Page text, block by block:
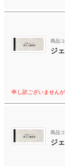
商品
ジ
申し訳ございません
商品
ジ